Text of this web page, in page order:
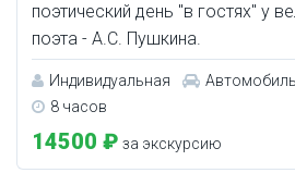
поэтический день "в гостях" у
поэта - А.С. Пушкина.
Индивидуальная
8 часов
14500 ₽ за экскурсию